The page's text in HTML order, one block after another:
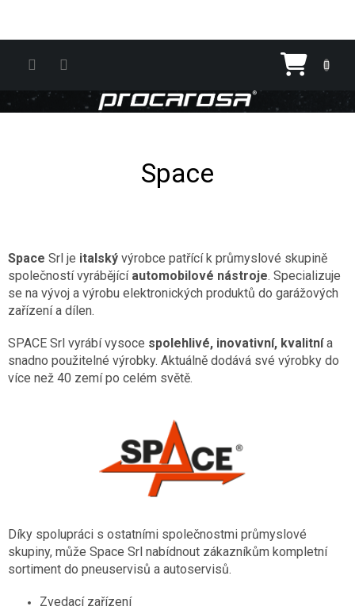
Space
Space Srl je italský výrobce patřící k průmyslové skupině
společností vyrábějící automobilové nástroje. Specializuje
se na vývoj a výrobu elektronických produktů do garážových
zařízení a dílen.
SPACE Srl vyrábí vysoce spolehlivé, inovativní, kvalitnía
snadno použitelné výrobky. Aktuálně dodává své výrobky do
více než 40 zemí po celém světě.
Díky spolupráci s ostatními společnostmi průmyslové
skupiny, může Space Srl nabídnout zákazníkům kompletní
sortiment do pneuservisů a autoservisů.
Zvedací zařízení